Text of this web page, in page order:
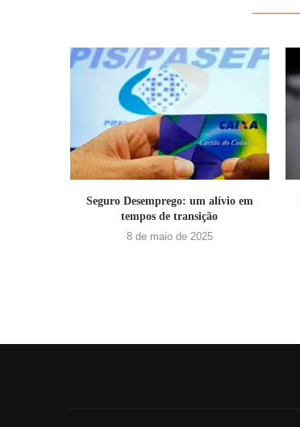
Seguro Desemprego: um alívio em
tempos de transição
8 de maio de 2025